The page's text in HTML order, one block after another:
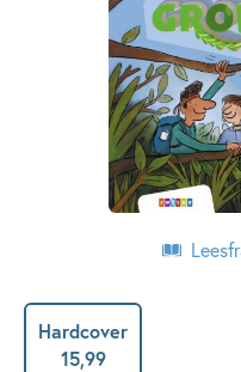
Hardcover
15,99